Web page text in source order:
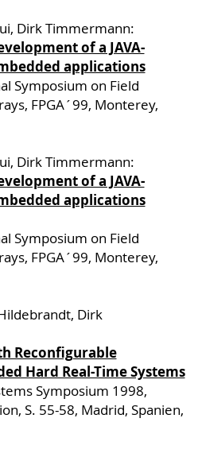
Dirk Timmermann:
of a JAVA-
applications
Symposium on Field
FPGA´99, Monterey,
Dirk Timmermann:
of a JAVA-
applications
Symposium on Field
FPGA´99, Monterey,
Dirk
Reconfigurable
Hard Real-Time Systems
Symposium 1998,
S. 55-58, Madrid, Spanien,